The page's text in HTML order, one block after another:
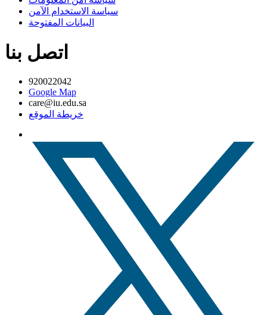
سياسة الاستخدام الآمن
البيانات المفتوحة
اتصل بنا
920022042
Google Map
care@iu.edu.sa
خريطة الموقع